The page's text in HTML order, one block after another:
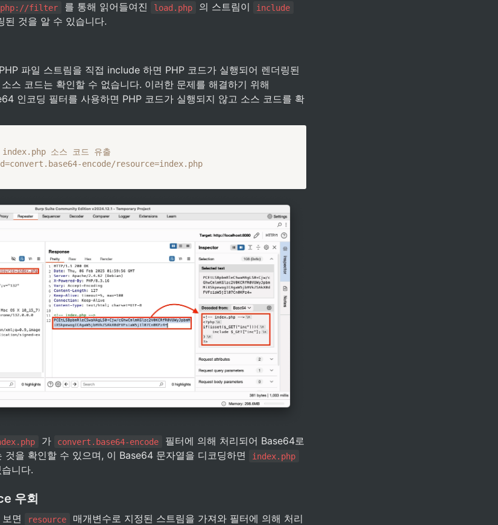
php://filter 를 통해 읽어들여진 load.php 의 스트림이 include
된 것을 알 수 있습니다.
파일 스트림을 직접 include 하면 PHP 코드가 실행되어 렌더링된
인코딩 필터를 사용하면 PHP 코드가 실행되지 않고 소스 코드를 확
소스 코드 유출
encode/resource=index.php
가 convert.base64-encode
필터에 의해 처리되어 Base64로
것을 확인할 수 있으며, 이 Base64 문자열을 디코딩하면
index.php
니다.
우회
면 resource 매개변수로 지정된 스트림을 가져와 필터에 의해 처리